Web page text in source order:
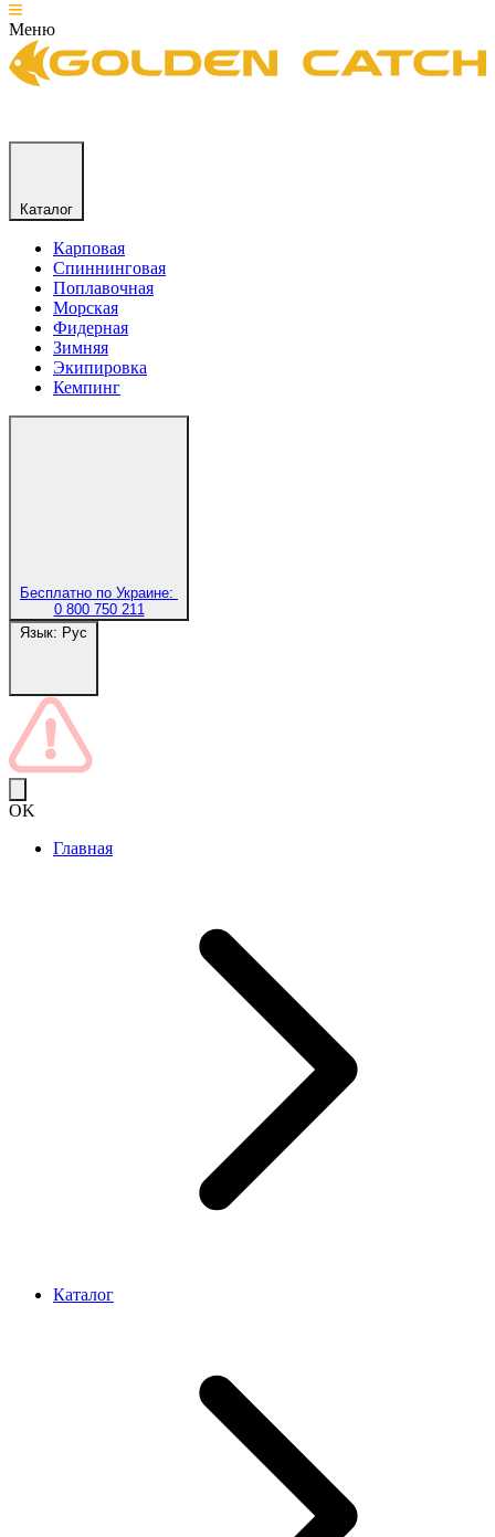
Меню
Каталог
Карповая
Спиннинговая
Поплавочная
Морская
Фидерная
Зимняя
Экипировка
Кемпинг
Бесплатно по Украине:
0 800 750 211
Язык: Рус
OK
Главная
Каталог